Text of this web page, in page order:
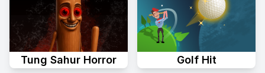
Tung Sahur Horror Golf Hit